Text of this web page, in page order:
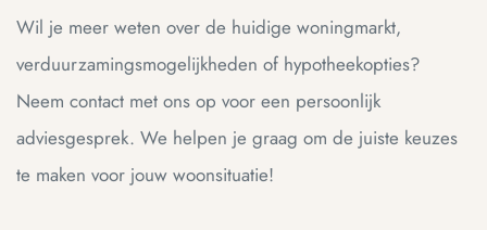
Wil je meer weten over de huidige woningmarkt,
verduurzamingsmogelijkheden of hypotheekopties?
Neem contact met ons op voor een persoonlijk
adviesgesprek. We helpen je graag om de juiste keuzes
te maken voor jouw woonsituatie!